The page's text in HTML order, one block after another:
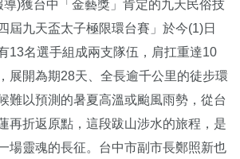
導)獲台中「金藝獎」肯定的九天民俗技
屆九天盃太子極限環台賽」於今(1)日
13名選手組成兩支隊伍，肩扛重達10
展開為期28天、全長逾千公里的徒步環
難以預測的暑夏高溫或颱風雨勢，從台
再折返原點，這段跋山涉水的旅程，是
場靈魂的長征。台中市副市長鄭照新也